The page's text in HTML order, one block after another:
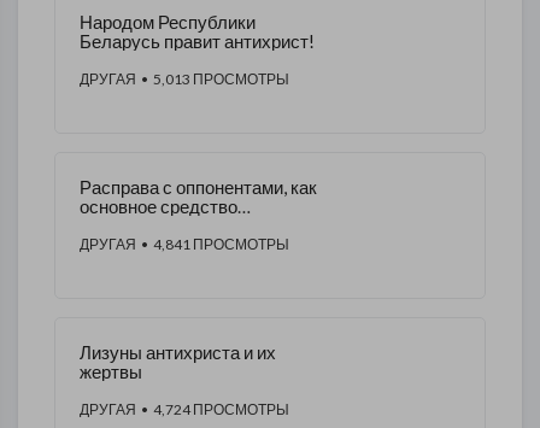
Народом Республики
Беларусь правит антихрист!
ДРУГАЯ • 5,013 ПРОСМОТРЫ
Расправа с оппонентами, как
основное средство
ДРУГАЯ • 4,841 ПРОСМОТРЫ
Лизуны антихриста и их
жертвы
ДРУГАЯ • 4,724 ПРОСМОТРЫ